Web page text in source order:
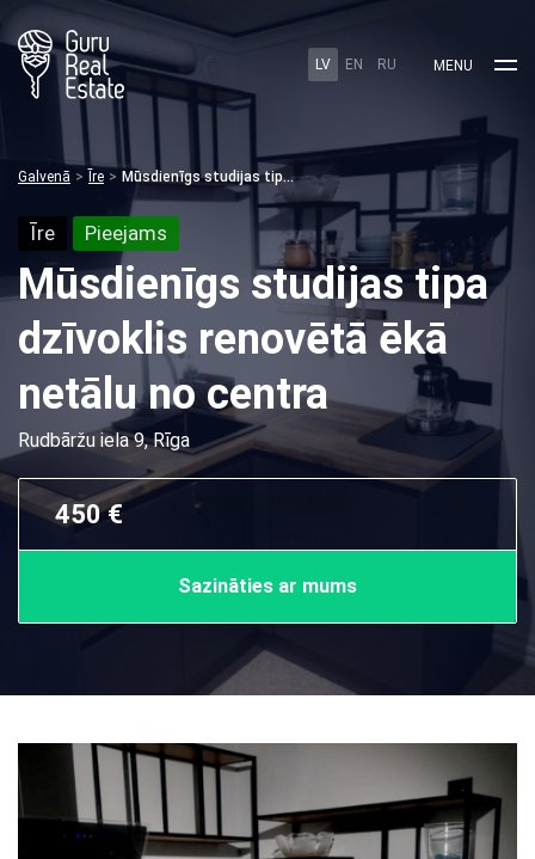
LV EN RU MENU
Galvenā Īre Mūsdienīgs studijas tipa dzīvoklis renovētā ēkā netālu no centra
Īre Pieejams
Mūsdienīgs studijas tipa
dzīvoklis renovētā ēkā
netālu no centra
Rudbāržu iela 9, Rīga
450 €
Sazināties ar mums